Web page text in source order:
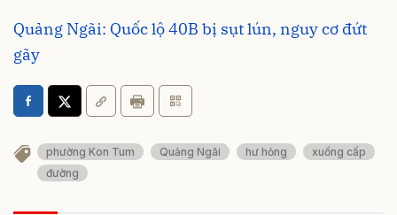
Quảng Ngãi: Quốc lộ 40B bị sụt lún, nguy cơ đứt
gãy
phường Kon Tum Quảng Ngãi hư hỏng
xuống cấp
đường